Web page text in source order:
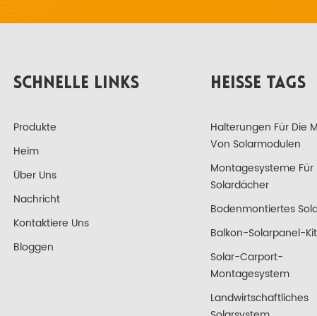
SCHNELLE LINKS
Produkte
Heim
Über Uns
Nachricht
Kontaktiere Uns
Bloggen
HEISSE TAGS
Halterungen Für Die
Von Solarmodulen
Montagesysteme Für
Solardächer
Bodenmontiertes
Balkon-Solarpanel-Kit
Solar-Carport-
Montagesystem
Landwirtschaftliches